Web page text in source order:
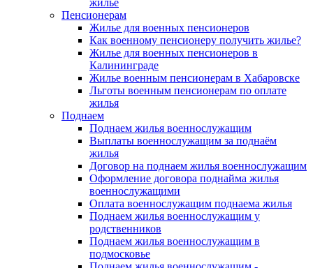
жилье
Пенсионерам
Жилье для военных пенсионеров
Как военному пенсионеру получить жилье?
Жилье для военных пенсионеров в
Калининграде
Жилье военным пенсионерам в Хабаровске
Льготы военным пенсионерам по оплате
жилья
Поднаем
Поднаем жилья военнослужащим
Выплаты военнослужащим за поднаём
жилья
Договор на поднаем жилья военнослужащим
Оформление договора поднайма жилья
военнослужащими
Оплата военнослужащим поднаема жилья
Поднаем жилья военнослужащим у
родственников
Поднаем жилья военнослужащим в
подмосковье